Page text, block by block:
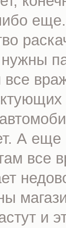
все
А
все
и